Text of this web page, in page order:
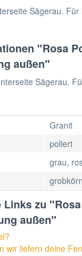
Sägerau.
"Rosa
außen"
Sägerau.
Granit
poliert
grau,
Links zu
außen"
wir liefern deine